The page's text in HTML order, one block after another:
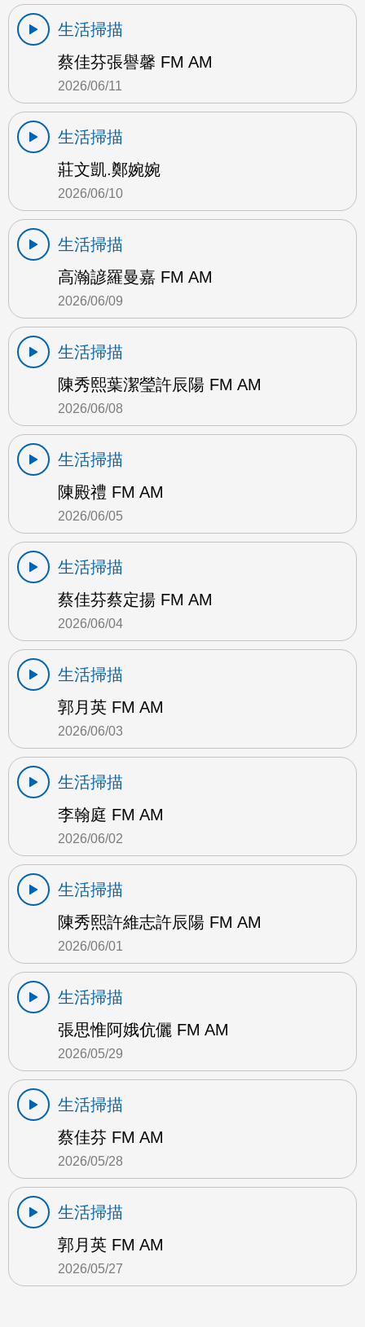
生活掃描
蔡佳芬張譽馨 FM AM
2026/06/11
生活掃描
莊文凱.鄭婉婉
2026/06/10
生活掃描
高瀚諺羅曼嘉 FM AM
2026/06/09
生活掃描
陳秀熙葉潔瑩許辰陽 FM AM
2026/06/08
生活掃描
陳殿禮 FM AM
2026/06/05
生活掃描
蔡佳芬蔡定揚 FM AM
2026/06/04
生活掃描
郭月英 FM AM
2026/06/03
生活掃描
李翰庭 FM AM
2026/06/02
生活掃描
陳秀熙許維志許辰陽 FM AM
2026/06/01
生活掃描
張思惟阿娥伉儷 FM AM
2026/05/29
生活掃描
蔡佳芬 FM AM
2026/05/28
生活掃描
郭月英 FM AM
2026/05/27